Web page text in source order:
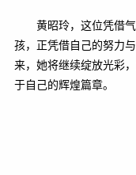
黄昭玲，这位凭借
孩，正凭借自己的努力
来，她将继续绽放光彩
于自己的辉煌篇章。